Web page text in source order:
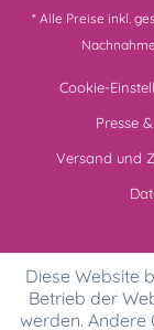
* Alle Preise inkl.
Cookie-
Presse
Versand und
Diese Website
Betrieb der
werden. Andere